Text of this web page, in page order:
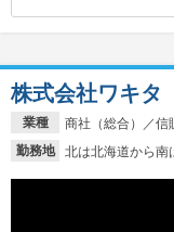
業種
商社（総合）／信
勤務地
北は北海道から南
株式会社ワキタ